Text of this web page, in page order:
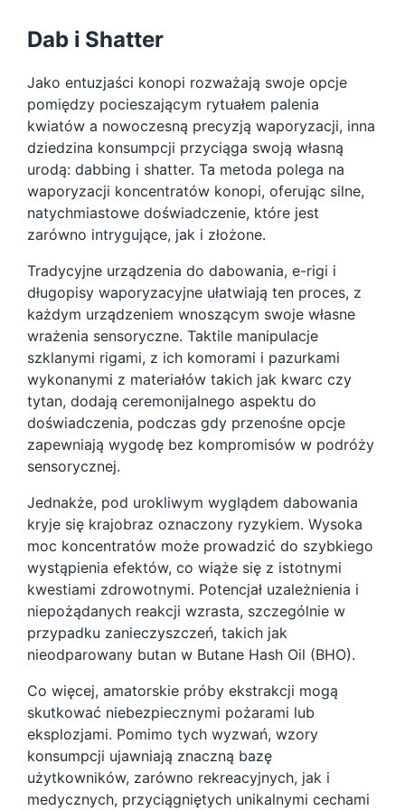
Dab i Shatter
Jako entuzjaści konopi rozważają swoje opcje
pomiędzy pocieszającym rytuałem palenia
kwiatów a nowoczesną precyzją waporyzacji, inna
dziedzina konsumpcji przyciąga swoją własną
urodą: dabbing i shatter. Ta metoda polega na
waporyzacji koncentratów konopi, oferując silne,
natychmiastowe doświadczenie, które jest
zarówno intrygujące, jak i złożone.
Tradycyjne urządzenia do dabowania, e-rigi i
długopisy waporyzacyjne ułatwiają ten proces, z
każdym urządzeniem wnoszącym swoje własne
wrażenia sensoryczne. Taktile manipulacje
szklanymi rigami, z ich komorami i pazurkami
wykonanymi z materiałów takich jak kwarc czy
tytan, dodają ceremonijalnego aspektu do
doświadczenia, podczas gdy przenośne opcje
zapewniają wygodę bez kompromisów w podróży
sensorycznej.
Jednakże, pod urokliwym wyglądem dabowania
kryje się krajobraz oznaczony ryzykiem. Wysoka
moc koncentratów może prowadzić do szybkiego
wystąpienia efektów, co wiąże się z istotnymi
kwestiami zdrowotnymi. Potencjał uzależnienia i
niepożądanych reakcji wzrasta, szczególnie w
przypadku zanieczyszczeń, takich jak
nieodparowany butan w Butane Hash Oil (BHO).
Co więcej, amatorskie próby ekstrakcji mogą
skutkować niebezpiecznymi pożarami lub
eksplozjami. Pomimo tych wyzwań, wzory
konsumpcji ujawniają znaczną bazę
użytkowników, zarówno rekreacyjnych, jak i
medycznych, przyciągniętych unikalnymi cechami